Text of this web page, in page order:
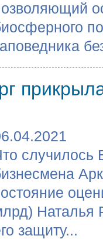
случилось
Наталья
защиту...